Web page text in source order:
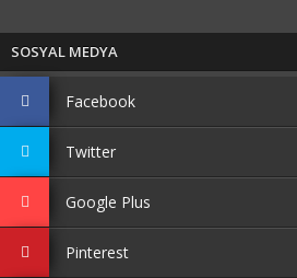
SOSYAL MEDYA
Facebook
Twitter
Google Plus
Pinterest